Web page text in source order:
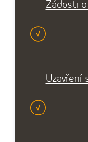
Žádosti
Uzavření